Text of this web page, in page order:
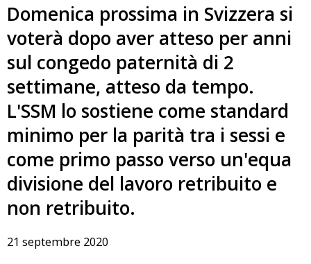
Domenica prossima in Svizzera si
voterà dopo aver atteso per anni
sul congedo paternità di 2
settimane, atteso da tempo.
L'SSM lo sostiene come standard
minimo per la parità tra i sessi e
come primo passo verso un'equa
divisione del lavoro retribuito e
non retribuito.
21 septembre 2020